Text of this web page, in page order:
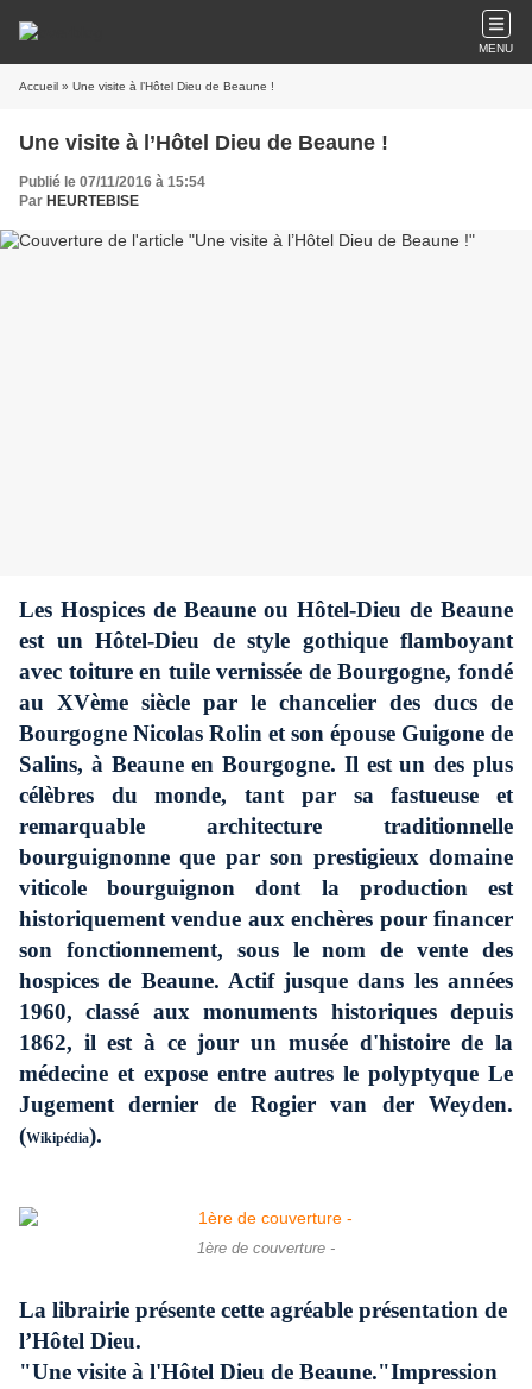
MENU
Accueil » Une visite à l’Hôtel Dieu de Beaune !
Une visite à l’Hôtel Dieu de Beaune !
Publié le 07/11/2016 à 15:54
Par HEURTEBISE
Les Hospices de Beaune ou Hôtel-Dieu de Beaune
est un Hôtel-Dieu de style gothique flamboyant
avec toiture en tuile vernissée de Bourgogne, fondé
au XVème siècle par le chancelier des ducs de
Bourgogne Nicolas Rolin et son épouse Guigone de
Salins, à Beaune en Bourgogne. Il est un des plus
célèbres du monde, tant par sa fastueuse et
remarquable architecture traditionnelle
bourguignonne que par son prestigieux domaine
viticole bourguignon dont la production est
historiquement vendue aux enchères pour financer
son fonctionnement, sous le nom de vente des
hospices de Beaune. Actif jusque dans les années
1960, classé aux monuments historiques depuis
1862, il est à ce jour un musée d'histoire de la
médecine et expose entre autres le polyptyque Le
Jugement dernier de Rogier van der Weyden.
(Wikipédia).
1ère de couverture -
La librairie présente cette agréable présentation de
l’Hôtel Dieu.
"Une visite à l'Hôtel Dieu de Beaune."Impression